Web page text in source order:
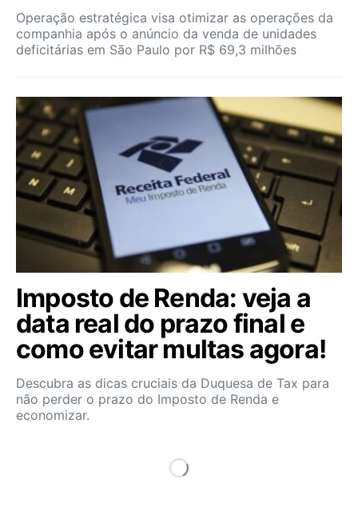
Operação estratégica visa otimizar as operações da
companhia após o anúncio da venda de unidades
deficitárias em São Paulo por R$ 69,3 milhões
Imposto de Renda: veja a
data real do prazo final e
como evitar multas agora!
Descubra as dicas cruciais da Duquesa de Tax para
não perder o prazo do Imposto de Renda e
economizar.